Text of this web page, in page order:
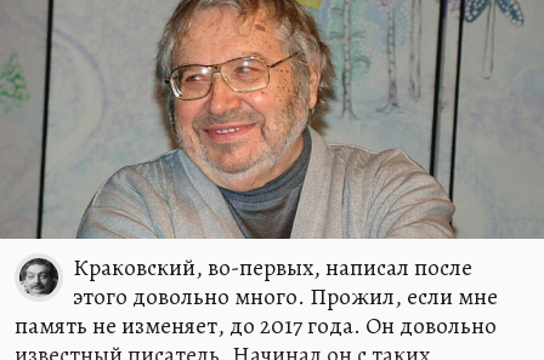
Краковский, во-первых, написал после
этого довольно много. Прожил, если мне
память не изменяет, до 2017 года. Он довольно